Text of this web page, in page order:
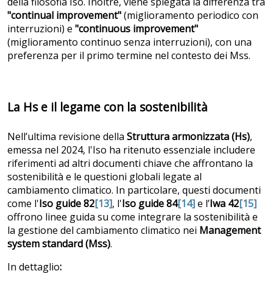
"continual improvement"(miglioramento periodico con
interruzioni) e "continuous improvement"
(miglioramento continuo senza interruzioni), con una
preferenza per il primo termine nel contesto dei Mss.
La Hs e il legame con la sostenibilità
Nell’ultima revisione della Struttura armonizzata (Hs),
emessa nel 2024, l'Iso ha ritenuto essenziale includere
riferimenti ad altri documenti chiave che affrontano la
sostenibilità e le questioni globali legate al
cambiamento climatico. In particolare, questi documenti
come l'Iso guide 82[13], l'Iso guide 84[14]e l’Iwa 42[15]
offrono linee guida su come integrare la sostenibilità e
la gestione del cambiamento climatico nei Management
system standard (Mss).
In dettaglio: